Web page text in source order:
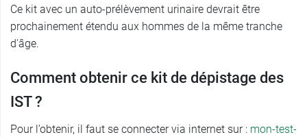
Ce kit avec un auto-prélèvement urinaire devrait être
prochainement étendu aux hommes de la même tranche
d'âge.
Comment obtenir ce kit de dépistage des
IST ?
Pour l’obtenir, il faut se connecter via internet sur : mon-test-